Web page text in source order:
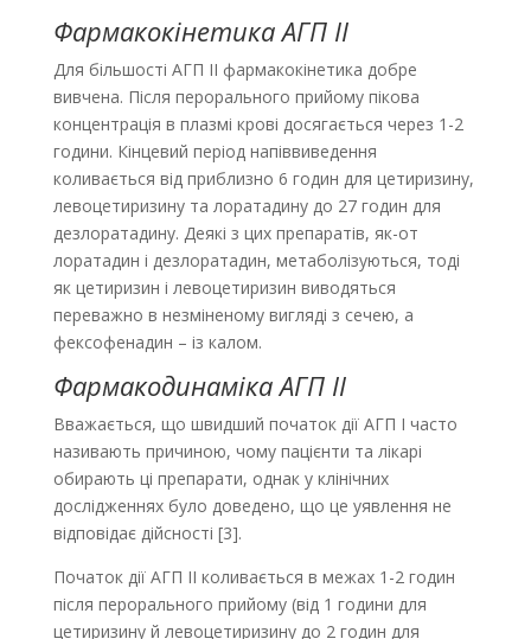
Фармакокінетика АГП ІІ
Для більшості АГП ІІ фармакокінетика добре
вивчена. Після перорального прийому пікова
концентрація в плазмі крові досягається через 1-2
години. Кінцевий період напіввиведення
коливається від приблизно 6 годин для цетиризину,
левоцетиризину та лоратадину до 27 годин для
дезлоратадину. Деякі з цих препаратів, як-от
лоратадин і дезлоратадин, метаболізуються, тоді
як цетиризин і левоцетиризин виводяться
переважно в незміненому вигляді з сечею, а
фексофенадин – із калом.
Фармакодинаміка АГП ІІ
Вважається, що швидший початок дії АГП І часто
називають причиною, чому пацієнти та лікарі
обирають ці препарати, однак у клінічних
дослідженнях було доведено, що це уявлення не
відповідає дійсності [3].
Початок дії АГП ІІ коливається в межах 1-2 годин
після перорального прийому (від 1 години для
цетиризину й левоцетиризину до 2 годин для